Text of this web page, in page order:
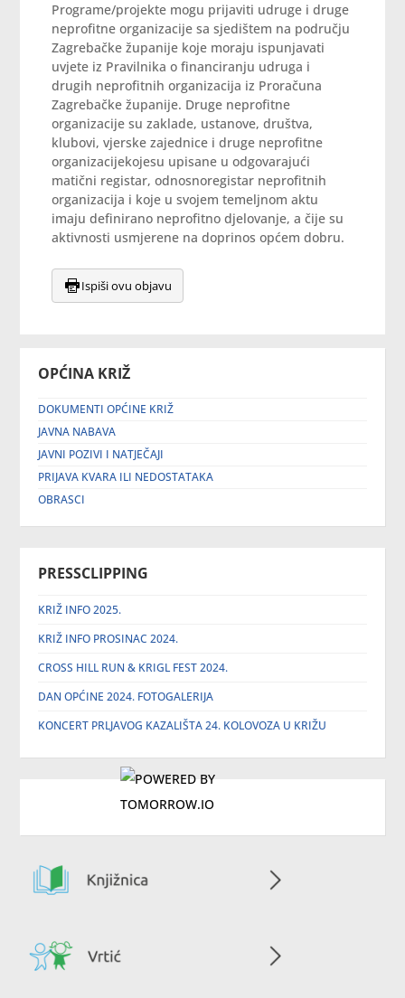
OPĆINA KRIŽ
DOKUMENTI OPĆINE KRIŽ
JAVNA NABAVA
JAVNI POZIVI I NATJEČAJI
PRIJAVA KVARA ILI NEDOSTATAKA
OBRASCI
PRESSCLIPPING
KRIŽ INFO 2025.
KRIŽ INFO PROSINAC 2024.
CROSS HILL RUN & KRIGL FEST 2024.
DAN OPĆINE 2024. FOTOGALERIJA
KONCERT PRLJAVOG KAZALIŠTA 24. KOLOVOZA U KRIŽU
Programe/projekte mogu prijaviti udruge i druge
neprofitne organizacije sa sjedištem na području
Zagrebačke županije koje moraju ispunjavati
uvjete iz Pravilnika o financiranju udruga i
drugih neprofitnih organizacija iz Proračuna
Zagrebačke županije. Druge neprofitne
organizacije su zaklade, ustanove, društva,
klubovi, vjerske zajednice i druge neprofitne
organizacijekojesu upisane u odgovarajući
matični registar, odnosnoregistar neprofitnih
organizacija i koje u svojem temeljnom aktu
imaju definirano neprofitno djelovanje, a čije su
aktivnosti usmjerene na doprinos općem dobru.
Ispiši ovu objavu